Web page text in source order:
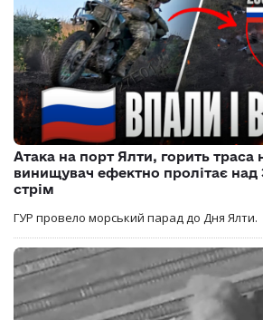
Атака на порт Ялти, горить траса
винищувач ефектно пролітає
стрім
ГУР провело морський парад до Дня Ялти.